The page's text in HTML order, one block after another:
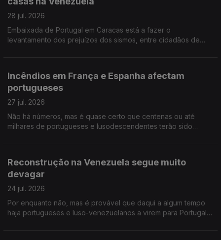
28 jul. 2026
Embaixada de Portugal em Caracas está a fazer o
levantamento dos prejuízos dos sismos, entre cidadãos de
Incêndios em França e Espanha afectam
portugueses
27 jul. 2026
Não há números, mas é quase certo que centenas ou até
milhares de portugueses e lusodescendentes terão sido
Reconstrução na Venezuela segue muito
devagar
24 jul. 2026
Por enquanto não, mas é provável que daqui a algum tempo
haja portugueses e luso-venezuelanos a virem para Portugal,